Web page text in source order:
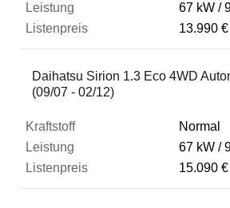
67 kW
13.990 €
Daihatsu Sirion 1.3 Eco 4WD
(09/07 - 02/12)
Normal
67 kW
15.090 €